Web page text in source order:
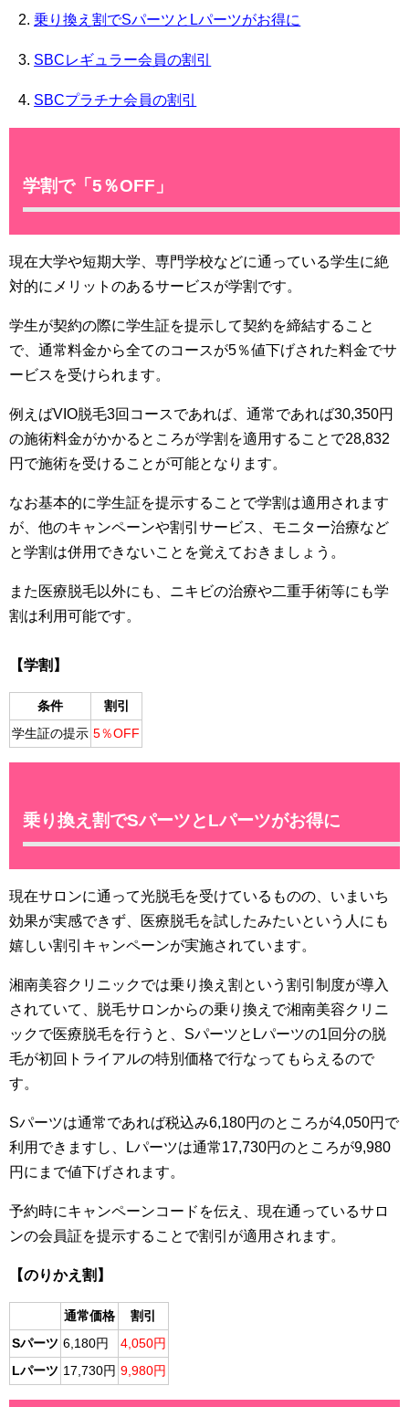
乗り換え割でSパーツとLパーツがお得に
SBCレギュラー会員の割引
SBCプラチナ会員の割引
学割で「5％OFF」
現在大学や短期大学、専門学校などに通っている学生に絶
対的にメリットのあるサービスが学割です。
学生が契約の際に学生証を提示して契約を締結すること
で、通常料金から全てのコースが5％値下げされた料金でサ
ービスを受けられます。
例えばVIO脱毛3回コースであれば、通常であれば30,350円
の施術料金がかかるところが学割を適用することで28,832
円で施術を受けることが可能となります。
なお基本的に学生証を提示することで学割は適用されます
が、他のキャンペーンや割引サービス、モニター治療など
と学割は併用できないことを覚えておきましょう。
また医療脱毛以外にも、ニキビの治療や二重手術等にも学
割は利用可能です。
【学割】
条件
割引
学生証の提示 5％OFF
乗り換え割でSパーツとLパーツがお得に
現在サロンに通って光脱毛を受けているものの、いまいち
効果が実感できず、医療脱毛を試したみたいという人にも
嬉しい割引キャンペーンが実施されています。
湘南美容クリニックでは乗り換え割という割引制度が導入
されていて、脱毛サロンからの乗り換えで湘南美容クリニ
ックで医療脱毛を行うと、SパーツとLパーツの1回分の脱
毛が初回トライアルの特別価格で行なってもらえるので
す。
Sパーツは通常であれば税込み6,180円のところが4,050円で
利用できますし、Lパーツは通常17,730円のところが9,980
円にまで値下げされます。
予約時にキャンペーンコードを伝え、現在通っているサロ
ンの会員証を提示することで割引が適用されます。
【のりかえ割】
通常価格
割引
Sパーツ 6,180円
4,050円
Lパーツ 17,730円 9,980円